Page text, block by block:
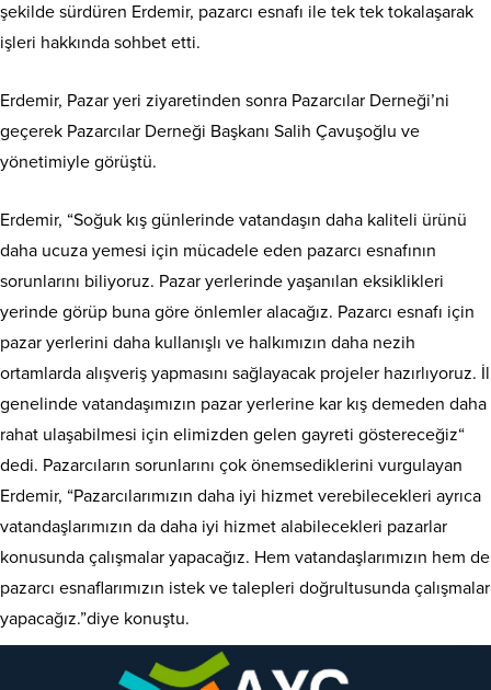
şekilde sürdüren Erdemir, pazarcı esnafı ile tek tek tokalaşarak
işleri hakkında sohbet etti.
Erdemir, Pazar yeri ziyaretinden sonra Pazarcılar Derneği’ni
geçerek Pazarcılar Derneği Başkanı Salih Çavuşoğlu ve
yönetimiyle görüştü.
Erdemir, “Soğuk kış günlerinde vatandaşın daha kaliteli ürünü
daha ucuza yemesi için mücadele eden pazarcı esnafının
sorunlarını biliyoruz. Pazar yerlerinde yaşanılan eksiklikleri
yerinde görüp buna göre önlemler alacağız. Pazarcı esnafı için
pazar yerlerini daha kullanışlı ve halkımızın daha nezih
ortamlarda alışveriş yapmasını sağlayacak projeler hazırlıyoruz. İl
genelinde vatandaşımızın pazar yerlerine kar kış demeden daha
rahat ulaşabilmesi için elimizden gelen gayreti göstereceğiz“
dedi. Pazarcıların sorunlarını çok önemsediklerini vurgulayan
Erdemir, “Pazarcılarımızın daha iyi hizmet verebilecekleri ayrıca
vatandaşlarımızın da daha iyi hizmet alabilecekleri pazarlar
konusunda çalışmalar yapacağız. Hem vatandaşlarımızın hem de
pazarcı esnaflarımızın istek ve talepleri doğrultusunda çalışmalar
yapacağız.”diye konuştu.